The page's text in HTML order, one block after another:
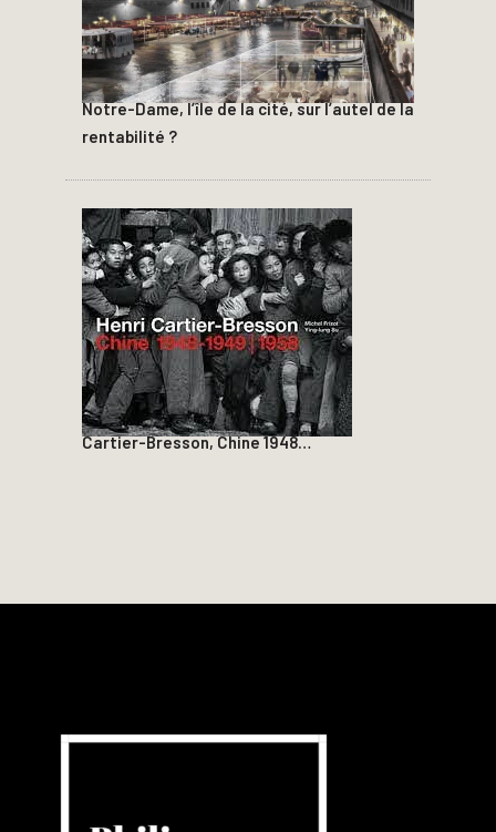
Notre-Dame, l’île de la cité, sur l’autel de la
rentabilité ?
Cartier-Bresson, Chine 1948…